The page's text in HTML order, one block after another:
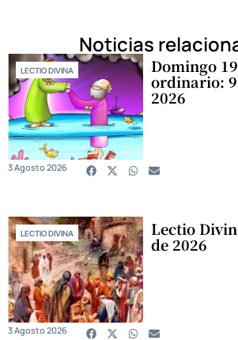
Noticias
LECTIO DIVINA Domingo
ordinario: 9
2026
3 Agosto 2026
LECTIO DIVINA Lectio
de 2026
3 Agosto 2026